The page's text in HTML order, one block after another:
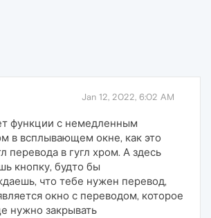
Jan 12, 2022, 6:02 AM
функции с немедленным
в всплывающем окне, как это
перевода в гугл хром. А здесь
кнопку, будто бы
что тебе нужен перевод,
окно с переводом, которое
нужно закрывать